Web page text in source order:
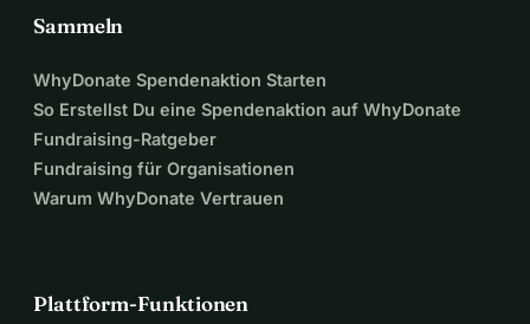
Sammeln
WhyDonate Spendenaktion Starten
So Erstellst Du eine Spendenaktion auf WhyDonate
Fundraising-Ratgeber
Fundraising für Organisationen
Warum WhyDonate Vertrauen
Plattform-Funktionen